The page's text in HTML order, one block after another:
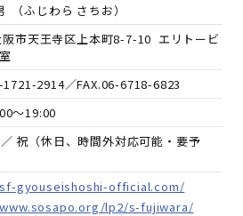
（ふじわら さちお）
市天王寺区上本町8-7-10 エリトービ
1721-2914／FAX.06-6718-6823
～19:00
祝（休日、時間外対応可能・要予
gyouseishoshi-official.com/
lp2/s-fujiwara/